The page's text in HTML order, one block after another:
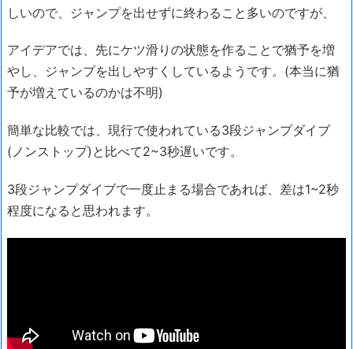
しいので、ジャンプを出せずに終わること多いのですが、
アイデアでは、先にケツ滑りの状態を作ることで猶予を増
やし、ジャンプを出しやすくしているようです。(本当に猶
予が増えているのかは不明)
簡単な比較では、現行で使われている3段ジャンプダイブ
(ノンストップ)と比べて2~3秒遅いです。
3段ジャンプダイブで一度止まる場合であれば、差は1~2秒
程度になると思われます。